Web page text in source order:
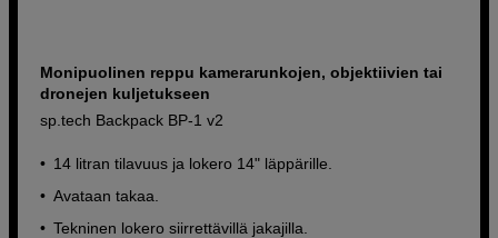
Monipuolinen reppu kamerarunkojen, objektiivien tai
dronejen kuljetukseen
sp.tech Backpack BP-1 v2
14 litran tilavuus ja lokero 14" läppärille.
Avataan takaa.
Tekninen lokero siirrettävillä jakajilla.